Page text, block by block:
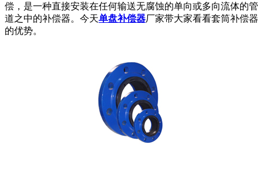
偿，是一种直接安装在任何输送无腐蚀的单向或多向流体的管
道之中的补偿器。今天单盘补偿器厂家带大家看看套筒补偿器
的优势。